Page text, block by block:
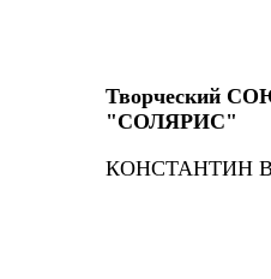
Творческий
"СОЛЯРИС"
КОНСТАНТИН